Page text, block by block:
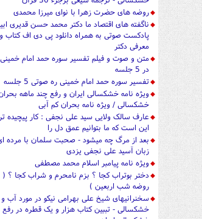
روضه های حضرت زهرا با نوای میرزا محمدی
ناگفته های اقتصاد ما دکتر محمد حسن قدیری
پادکست صوتی به همراه دانلود پی دی اف کتاب و
معرفی دکتر
متن و صوت و فیلم تفسیر سوره حمد امام
در 5 جلسه
تفسیر سوره حمد امام خمینی ره صوتی 5 جلسه
ویژه نامه خشکسالی ایران و رفع چند ماهه
خشکسالی / ویژه نامه بحران کم آبی
عارف سالک ولایی سید علی نجفی : کار پیچیده تر
این است که ما بتوانیم عمق دل را
بعد از مرگ چه میشود - صحبت سلمان با مرده
زبان آسید علی نجفی یزدی
ویژه نامه پیامبر اسلام محمد مصطفی
دختر بوتراب کجا ؟ بزم نامحرم و شراب کجا ؟ (
روضه شب اربعین )
سخنرانیهای شیخ علی بهرامی نیکو در مورد آب و
خشکسالی - تببین کتاب هزار و یک قطره در رفع